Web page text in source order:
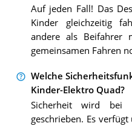
Auf jeden Fall! Das
Kinder gleichzeitig
andere als Beifahrer
gemeinsamen Fahren
Welche
Kinder-Elektro Quad?
Sicherheit wird bei
geschrieben. Es